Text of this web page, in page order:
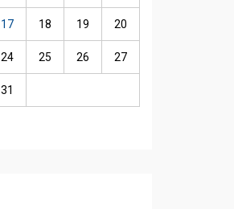
17 18 19 20
24 25 26 27
31